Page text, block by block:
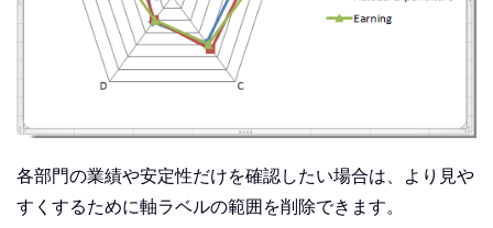
各部門の業績や安定性だけを確認したい場合は、より見や
すくするために軸ラベルの範囲を削除できます。